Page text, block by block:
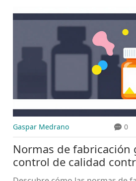
ahorro en salud.
Gaspar Medrano 0
Normas de fabricación
control de calidad
falsificaciones